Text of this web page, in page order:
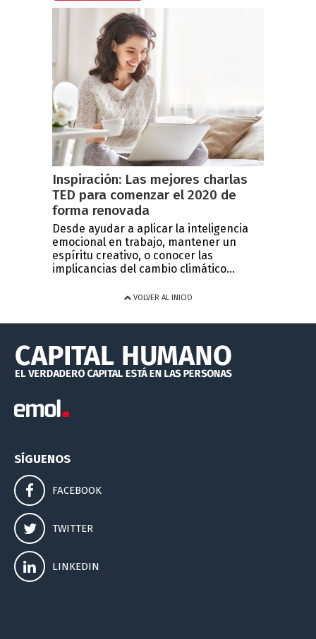
Inspiración: Las mejores charlas
TED para comenzar el 2020 de
forma renovada
Desde ayudar a aplicar la inteligencia
emocional en trabajo, mantener un
espíritu creativo, o conocer las
implicancias del cambio climático...
VOLVER AL INICIO
SÍGUENOS
FACEBOOK
TWITTER
LINKEDIN